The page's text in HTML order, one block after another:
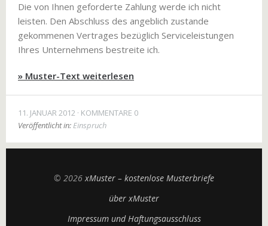
Die von Ihnen geforderte Zahlung werde ich nicht
leisten. Den Abschluss des angeblich zustande
gekommenen Vertrages bezüglich Serviceleistungen
Ihres Unternehmens bestreite ich.
» Muster-Text weiterlesen
11. JANUAR 2012 KOMMENTARE 0
Veröffentlicht in:Einspruch
© 2026xMuster – kostenlose Musterbriefe
über xMuster
Impressum und Haftungsausschluss